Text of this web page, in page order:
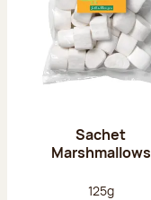
Sachet
Marshmallows
Poids net :
125g